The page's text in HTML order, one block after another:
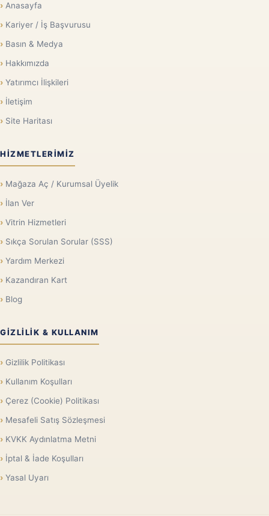
Anasayfa
Kariyer / İş Başvurusu
Basın & Medya
Hakkımızda
Yatırımcı İlişkileri
İletişim
Site Haritası
HIZMETLERIMIZ
Mağaza Aç / Kurumsal Üyelik
İlan Ver
Vitrin Hizmetleri
Sıkça Sorulan Sorular (SSS)
Yardım Merkezi
Kazandıran Kart
Blog
GIZLILIK & KULLANIM
Gizlilik Politikası
Kullanım Koşulları
Çerez (Cookie) Politikası
Mesafeli Satış Sözleşmesi
KVKK Aydınlatma Metni
İptal & İade Koşulları
Yasal Uyarı